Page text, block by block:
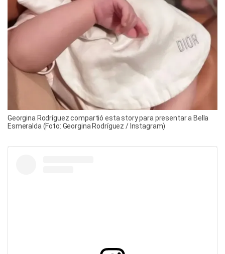
Georgina Rodríguez compartió esta story para presentar a Bella
Esmeralda (Foto: Georgina Rodríguez / Instagram)